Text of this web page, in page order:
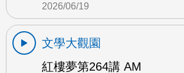
2026/06/19
文學大觀園
紅樓夢第264講 AM